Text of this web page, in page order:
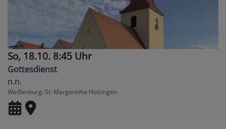
So, 18.10. 8:45 Uhr
Gottesdienst
n.n.
Weißenburg St. Margaretha Holzingen